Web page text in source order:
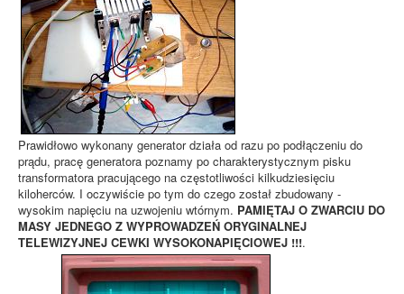
Prawidłowo wykonany generator działa od razu po podłączeniu do
prądu, pracę generatora poznamy po charakterystycznym pisku
transformatora pracującego na częstotliwości kilkudziesięciu
kiloherców. I oczywiście po tym do czego został zbudowany -
wysokim napięciu na uzwojeniu wtórnym. PAMIĘTAJ O ZWARCIU DO
MASY JEDNEGO Z WYPROWADZEŃ ORYGINALNEJ
TELEWIZYJNEJ CEWKI WYSOKONAPIĘCIOWEJ !!!.